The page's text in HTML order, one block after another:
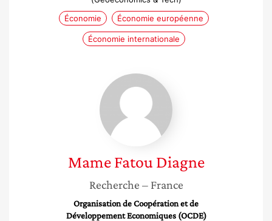
Économie
Économie européenne
Économie internationale
Mame
Fatou
Diagne
Mame Fatou Diagne
Recherche – France
Organisation de Coopération et de
Développement Economiques (OCDE)